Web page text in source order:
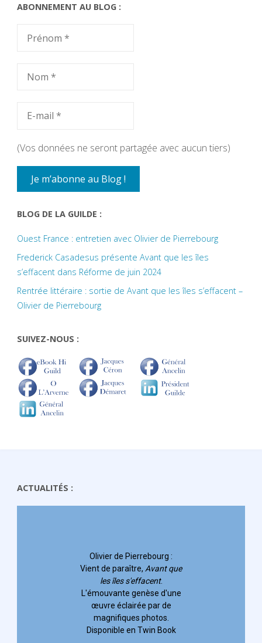
ABONNEMENT AU BLOG :
(Vos données ne seront partagée avec aucun tiers)
BLOG DE LA GUILDE :
Ouest France : entretien avec Olivier de Pierrebourg
Frederick Casadesus présente Avant que les îles
s’effacent dans Réforme de juin 2024
Rentrée littéraire : sortie de Avant que les îles s’effacent –
Olivier de Pierrebourg
SUIVEZ-NOUS :
ACTUALITÉS :